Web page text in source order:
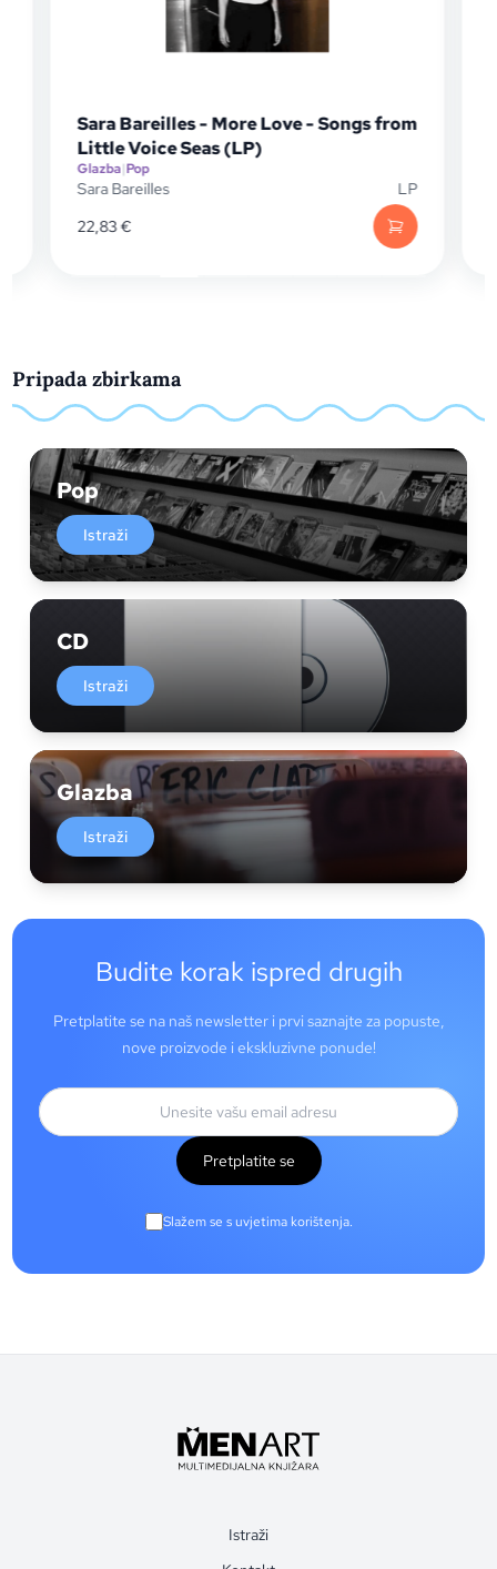
Sara Bareilles - More Love - Songs from
Little Voice Seas (LP)
Glazba|Pop
Sara Bareilles
LP
22,83€
Pripada zbirkama
Pop
Istraži
CD
Istraži
Glazba
Istraži
Budite korak ispred drugih
Pretplatite se na naš newsletter i prvi saznajte za popuste,
nove proizvode i ekskluzivne ponude!
Pretplatite se
Slažem se s uvjetima korištenja.
Istraži